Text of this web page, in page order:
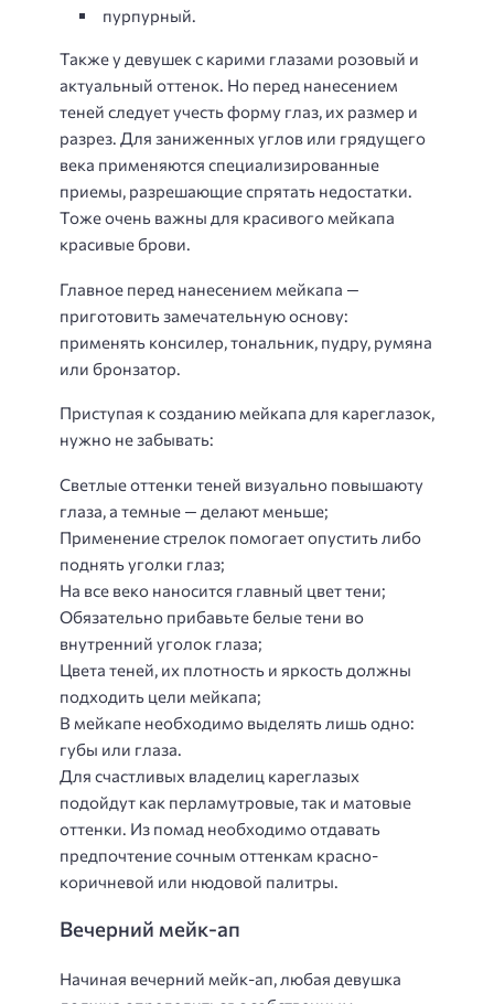
пурпурный.
Также у девушек с карими глазами розовый и
актуальный оттенок. Но перед нанесением
теней следует учесть форму глаз, их размер и
разрез. Для заниженных углов или грядущего
века применяются специализированные
приемы, разрешающие спрятать недостатки.
Тоже очень важны для красивого мейкапа
красивые брови.
Главное перед нанесением мейкапа —
приготовить замечательную основу:
применять консилер, тональник, пудру, румяна
или бронзатор.
Приступая к созданию мейкапа для кареглазок,
нужно не забывать:
Светлые оттенки теней визуально повышаюту
глаза, а темные — делают меньше;
Применение стрелок помогает опустить либо
поднять уголки глаз;
На все веко наносится главный цвет тени;
Обязательно прибавьте белые тени во
внутренний уголок глаза;
Цвета теней, их плотность и яркость должны
подходить цели мейкапа;
В мейкапе необходимо выделять лишь одно:
губы или глаза.
Для счастливых владелиц кареглазых
подойдут как перламутровые, так и матовые
оттенки. Из помад необходимо отдавать
предпочтение сочным оттенкам красно-
коричневой или нюдовой палитры.
Вечерний мейк-ап
Начиная вечерний мейк-ап, любая девушка